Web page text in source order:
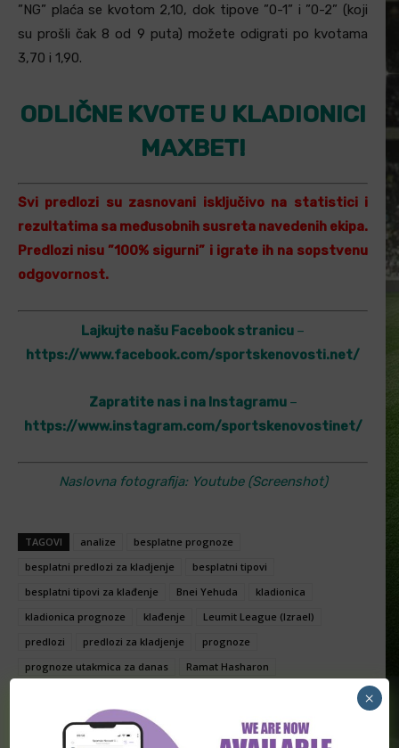
”NG” plaća se kvotom 2,10, dok tipove ”0-1” i ”0-2” (koji
su prošli čak 8 od 9 puta) možete odigrati po kvotama
3,70 i 1,90.
ODLIČNE KVOTE U KLADIONICI
MAXBET!
Svi predlozi su zasnovani isključivo na statistici i
rezultatima sa međusobnih susreta navedenih ekipa.
Predlozi nisu ”100% sigurni” i igrate ih na sopstvenu
odgovornost.
Lajkujte našu Facebook stranicu –
https://www.facebook.com/sportskenovosti.net/
Zapratite nas i na Instagramu –
https://www.instagram.com/sportskenovostinet/
Naslovna fotografija: Youtube (Screenshot)
TAGOVI analize
besplatne prognoze
besplatni predlozi za kladjenje
besplatni tipovi
besplatni tipovi za klađenje
Bnei Yehuda
kladionica
kladionica prognoze
klađenje
Leumit League (Izrael)
predlozi
predlozi za kladjenje
prognoze
prognoze utakmica za danas
Ramat Hasharon
tipovi 1x2 tipovi dana
×